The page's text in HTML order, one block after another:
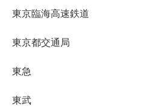
東京臨海高速鉄道
東京都交通局
東急
東武